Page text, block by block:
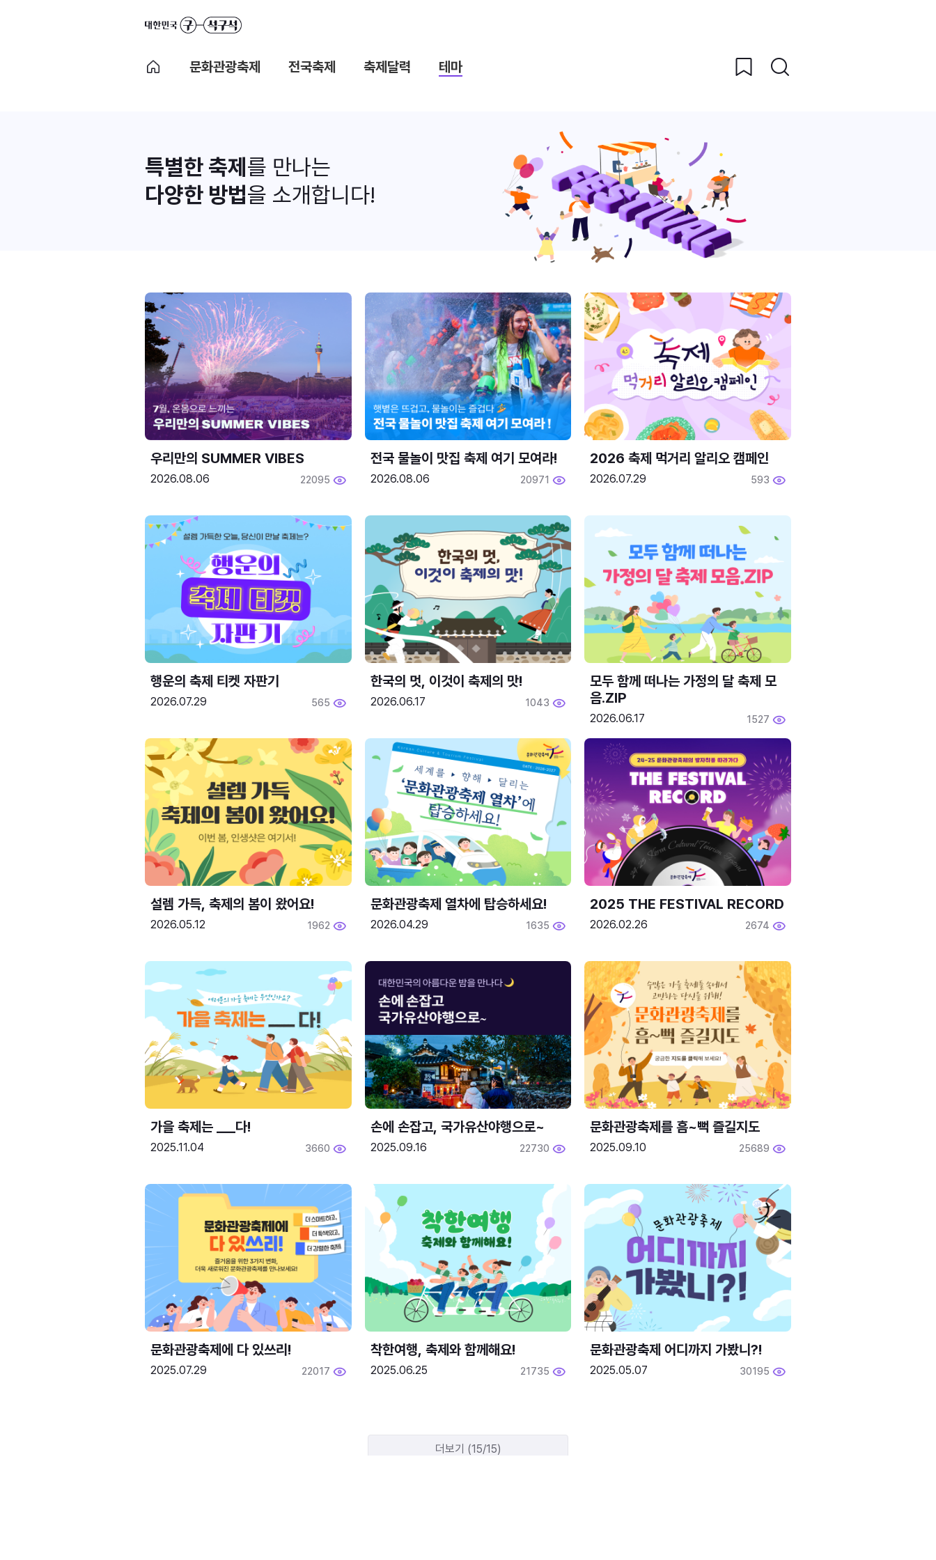
문화관광축제 전국축제 축제달력 테마
특별한 축제 를 만나는
다양한 방법을 소개합니다!
우리만의 SUMMER VIBES
2026.08.06 22095
전국 물놀이 맛집 축제 여기 모여라!
2026.08.06 20971
2026 축제 먹거리 알리오 캠페인
2026.07.29 593
행운의 축제 티켓 자판기
2026.07.29 565
한국의 멋, 이것이 축제의 맛!
2026.06.17 1043
모두 함께 떠나는 가정의 달 축제 모
음.ZIP
2026.06.17 1527
설렘 가득, 축제의 봄이 왔어요!
2026.05.12 1962
문화관광축제 열차에 탑승하세요!
2026.04.29 1635
2025 THE FESTIVAL RECORD
2026.02.26 2674
2025.11.04 3660
손에 손잡고, 국가유산야행으로~
2025.09.16 22730
문화관광축제를 흠~뻑 즐길지도
2025.09.10 25689
문화관광축제에 다 있쓰리!
2025.07.29 22017
착한여행, 축제와 함께해요!
2025.06.25 21735
문화관광축제 어디까지 가봤니?!
2025.05.07 30195
더보기 (15/15)